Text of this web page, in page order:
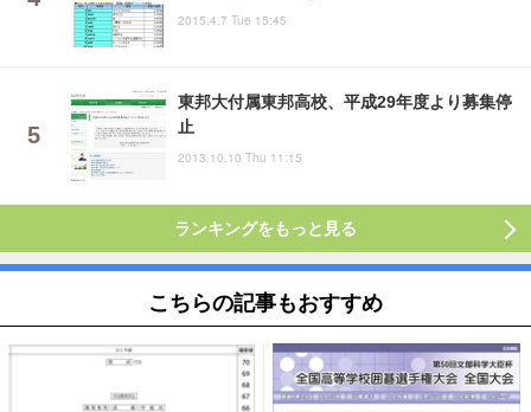
2015.4.7 Tue 15:45
東邦大付属東邦高校、平成29年度より募集停
止
2013.10.10 Thu 11:15
ランキングをもっと見る
こちらの記事もおすすめ